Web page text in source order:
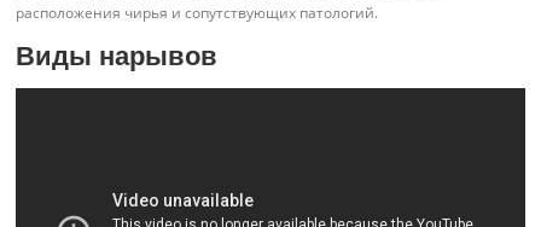
расположения чирья и сопутствующих патологий.
Виды нарывов